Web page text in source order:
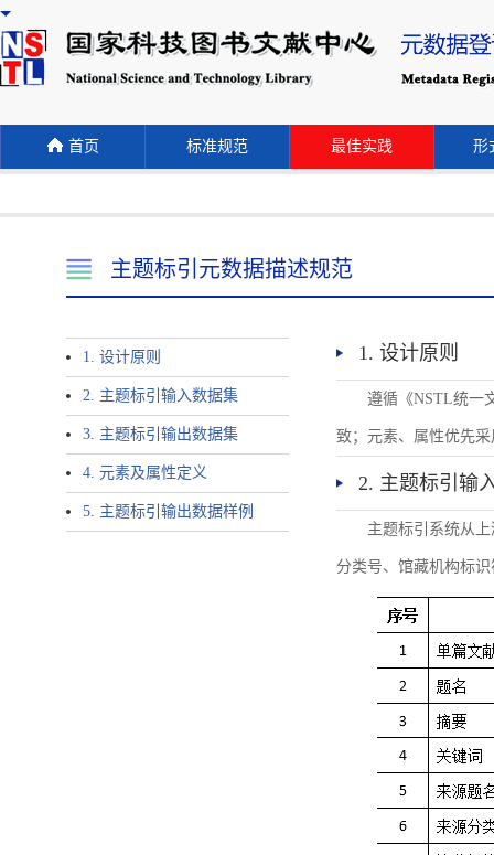
首页 标准规范 最佳实践 形
主题标引元数据描述规范
1. 设计原则
2. 主题标引输入数据集
3. 主题标引输出数据集
4. 元素及属性定义
5. 主题标引输出数据样例
1. 设计原则
遵循《NSTL统一
致；元素、属性优先
2. 主题标引输
主题标引系统从
分类号、馆藏机构标